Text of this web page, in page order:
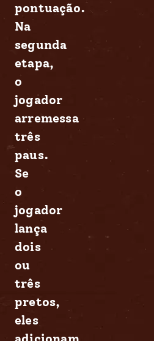
pontuação.
Na
segunda
etapa,
o
jogador
arremessa
três
paus.
Se
o
jogador
lança
dois
ou
três
pretos,
eles